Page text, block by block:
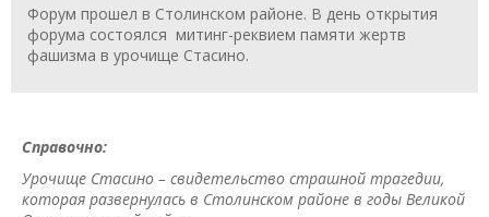
Форум прошел в Столинском районе. В день открытия
форума состоялся митинг-реквием памяти жертв
фашизма в урочище Стасино.
Справочно:
Урочище Стасино – свидетельство страшной трагедии,
которая развернулась в Столинском районе в годы Великой